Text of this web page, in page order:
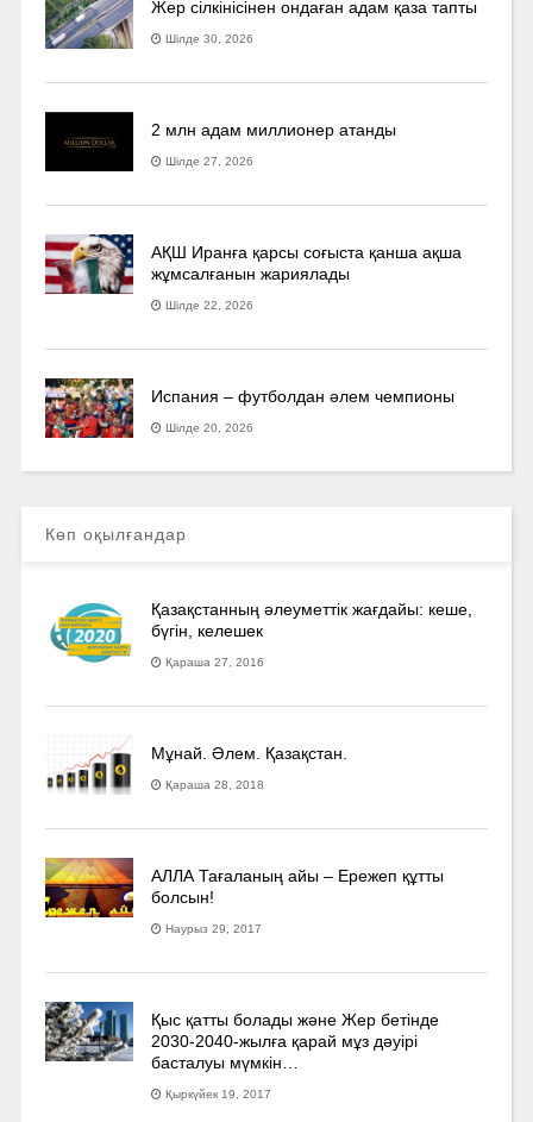
Жер сілкінісінен ондаған адам қаза тапты
Шілде 30, 2026
2 млн адам миллионер атанды
Шілде 27, 2026
АҚШ Иранға қарсы соғыста қанша ақша
жұмсалғанын жариялады
Шілде 22, 2026
Испания – футболдан әлем чемпионы
Шілде 20, 2026
Көп оқылғандар
Қазақстанның әлеуметтік жағдайы: кеше,
бүгін, келешек
Қараша 27, 2016
Мұнай. Әлем. Қазақстан.
Қараша 28, 2018
АЛЛА Тағаланың айы – Ережеп құтты
болсын!
Наурыз 29, 2017
Қыс қатты болады және Жер бетінде
2030-2040­-жылға қарай мұз дәуірі
басталуы мүмкін…
Қыркүйек 19, 2017